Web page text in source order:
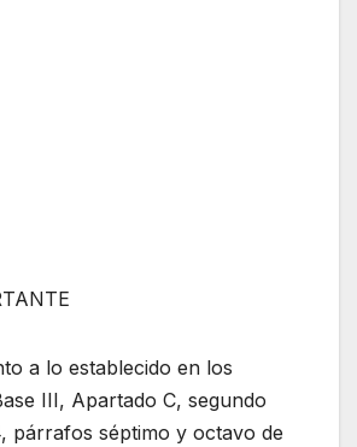
a lo establecido en los
III, Apartado C, segundo
párrafos séptimo y octavo de